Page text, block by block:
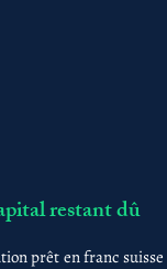
restant dû
prêt en franc suisse